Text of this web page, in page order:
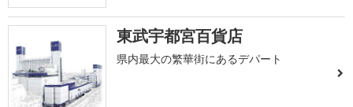
東武宇都宮百貨店
県内最大の繁華街にあるデパート